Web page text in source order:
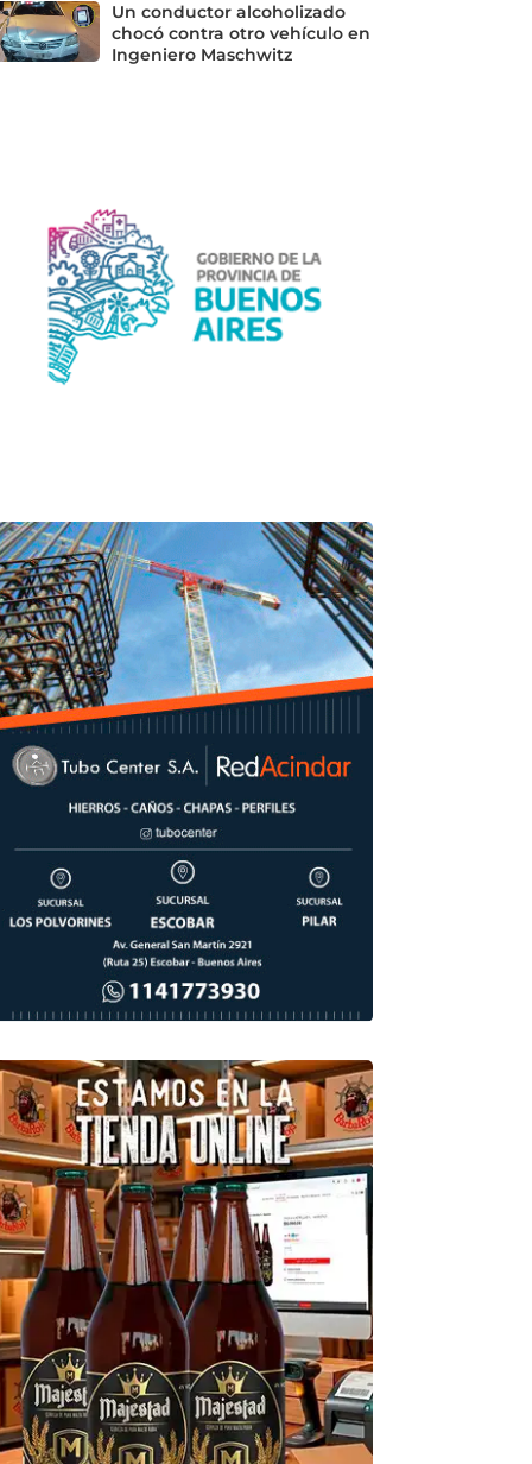
Un conductor alcoholizado
chocó contra otro vehículo en
Ingeniero Maschwitz